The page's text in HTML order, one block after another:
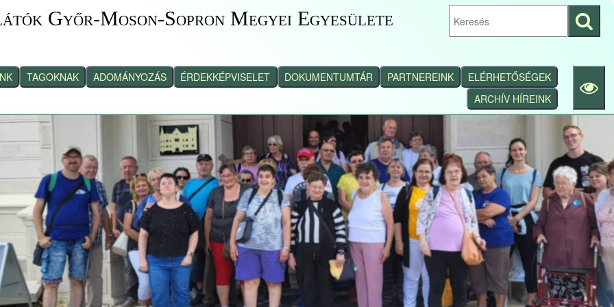
Győr-Moson-Sopron Megyei Egyesülete
Keresés
indítása
TAGOKNAK ADOMÁNYOZÁS ÉRDEKKÉPVISELET DOKUMENTUMTÁR PARTNEREINK
ELÉRHETŐSÉGEK
ARCHÍV HÍREINK